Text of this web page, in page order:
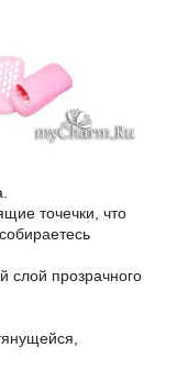
точечки, что
слой прозрачного